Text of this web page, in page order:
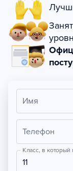
Имя
Телефон
Класс, в
11